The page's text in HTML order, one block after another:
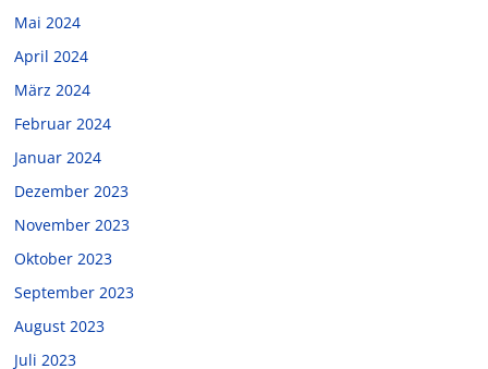
Mai 2024
April 2024
März 2024
Februar 2024
Januar 2024
Dezember 2023
November 2023
Oktober 2023
September 2023
August 2023
Juli 2023